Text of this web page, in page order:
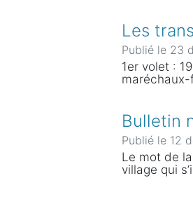
Les
Publié le 23
1er volet :
Bulletin
Publié le 12
Le mot de
village qui